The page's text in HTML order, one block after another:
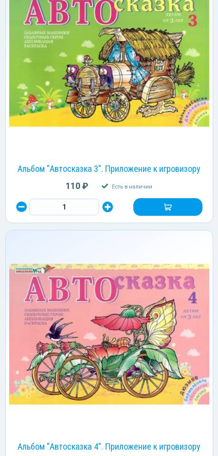
Альбом "Автосказка 3". Приложение к игровизору
110 ₽ Есть в наличии
Альбом "Автосказка 4". Приложение к игровизору